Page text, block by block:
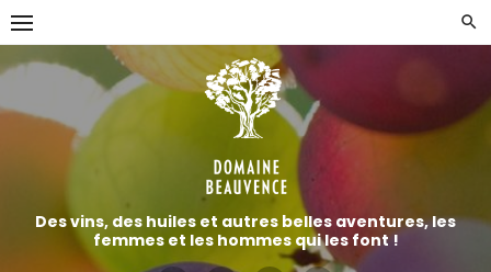
Aller
directement
au
contenu
Des vins, des huiles et autres belles aventures, les
femmes et les hommes qui les font !